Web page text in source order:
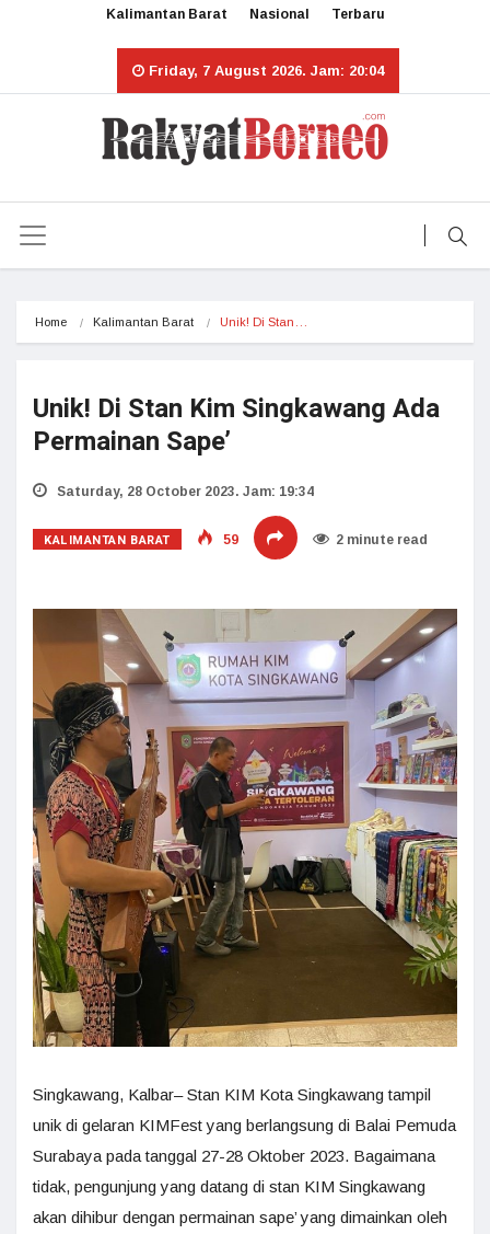
Kalimantan Barat Nasional Terbaru
Friday, 7 August 2026. Jam: 20:04
Home Kalimantan Barat Unik! Di Stan…
Unik! Di Stan Kim Singkawang Ada
Permainan Sape’
Saturday, 28 October 2023. Jam: 19:34
KALIMANTAN BARAT 59 2 minute read
Singkawang, Kalbar– Stan KIM Kota Singkawang tampil
unik di gelaran KIMFest yang berlangsung di Balai Pemuda
Surabaya pada tanggal 27-28 Oktober 2023. Bagaimana
tidak, pengunjung yang datang di stan KIM Singkawang
akan dihibur dengan permainan sape’ yang dimainkan oleh